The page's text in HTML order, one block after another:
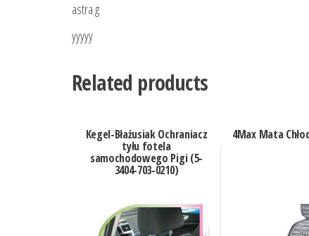
astra g
yyyyy
Related products
Kegel-Błażusiak Ochraniacz
tyłu fotela
samochodowego Pigi (5-
3404-703-0210)
4Max Mata